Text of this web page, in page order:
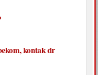
kontak dr